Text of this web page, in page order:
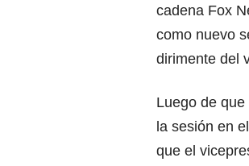
cadena Fox
como nuevo
dirimente del
Luego de
la sesión en
que el